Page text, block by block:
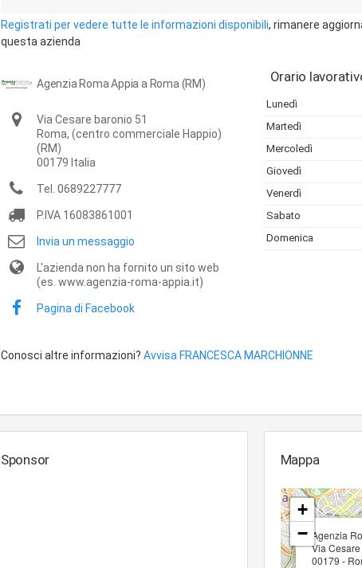
Registrati per vedere tutte le informazioni disponibili, rimanere
questa azienda
Agenzia Roma Appia a Roma (RM)
Via Cesare baronio 51
Roma, (centro commerciale Happio)
(RM)
00179 Italia
Tel. 0689227777
P.IVA 16083861001
Invia un messaggio
L'azienda non ha fornito un sito web
(es. www.agenzia-roma-appia.it)
Pagina di Facebook
Orario
Lunedì
Martedì
Mercoledì
Giovedì
Venerdì
Sabato
Domenica
Conosci altre informazioni? Avvisa FRANCESCA MARCHIONNE
Sponsor Mappa
Agenzia
Via
00179 -
+
−